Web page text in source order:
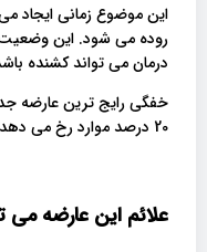
این موضوع زمانی ایجاد
روده می شود. این
درمان می تواند کشنده
20 درصد موارد رخ می دهد.
علائم این عارضه می